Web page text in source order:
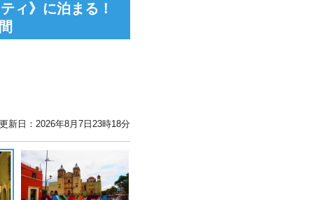
ィ》に泊まる！
新日：2026年8月7日23時18分